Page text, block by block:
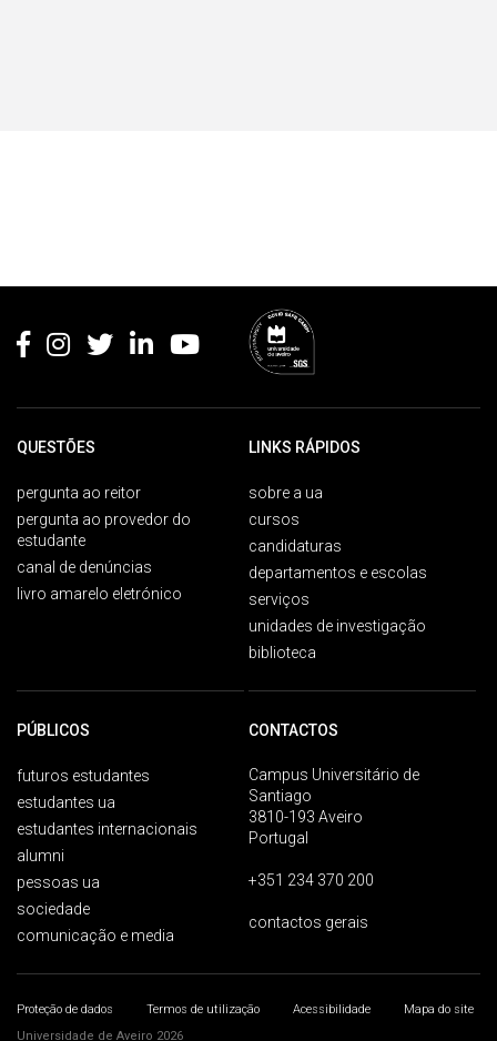
QUESTÕES
pergunta ao reitor
pergunta ao provedor do
estudante
canal de denúncias
livro amarelo eletrónico
LINKS RÁPIDOS
sobre a ua
cursos
candidaturas
departamentos e escolas
serviços
unidades de investigação
biblioteca
PÚBLICOS
futuros estudantes
estudantes ua
estudantes internacionais
alumni
pessoas ua
sociedade
comunicação e media
CONTACTOS
Campus Universitário de
Santiago
3810-193 Aveiro
Portugal
+351 234 370 200
contactos gerais
Proteção de dados Termos de utilização Acessibilidade
Mapa do site
Universidade de Aveiro 2026